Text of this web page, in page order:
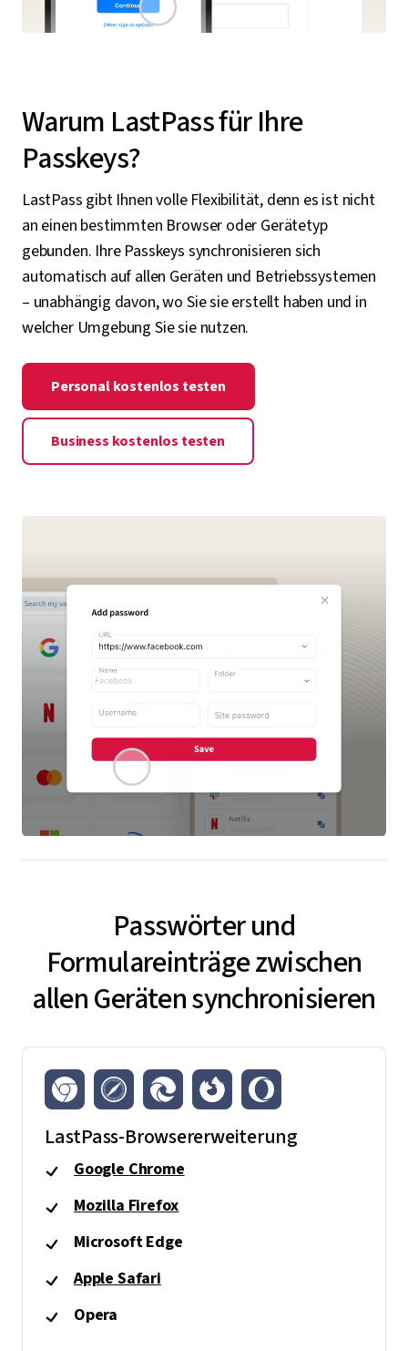
Warum LastPass für Ihre
Passkeys?
LastPass gibt Ihnen volle Flexibilität, denn es ist nicht
an einen bestimmten Browser oder Gerätetyp
gebunden. Ihre Passkeys synchronisieren sich
automatisch auf allen Geräten und Betriebssystemen
– unabhängig davon, wo Sie sie erstellt haben und in
welcher Umgebung Sie sie nutzen.
Personal kostenlos testen
Business kostenlos testen
Passwörter und
Formulareinträge zwischen
allen Geräten synchronisieren
LastPass-Browsererweiterung
Google Chrome
Mozilla Firefox
Microsoft Edge
Apple Safari
Opera